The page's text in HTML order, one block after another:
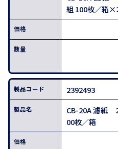
組 100枚／箱
2392493
CB-20A 濾紙
00枚／箱